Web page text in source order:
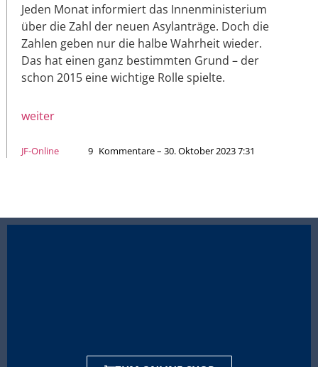
Jeden Monat informiert das Innenministerium
über die Zahl der neuen Asylanträge. Doch die
Zahlen geben nur die halbe Wahrheit wieder.
Das hat einen ganz bestimmten Grund – der
schon 2015 eine wichtige Rolle spielte.
weiter
JF-Online 9 Kommentare – 30. Oktober 2023 7:31